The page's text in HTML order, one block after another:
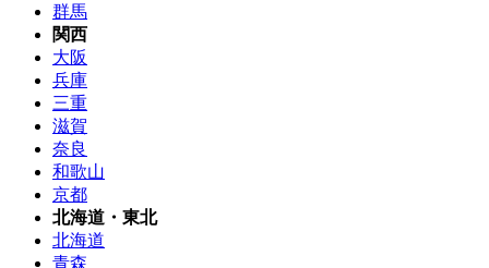
群馬
関西
大阪
兵庫
三重
滋賀
奈良
和歌山
京都
北海道・東北
北海道
青森